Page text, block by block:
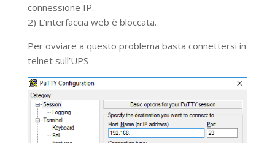
connessione IP.
2) L’interfaccia web è bloccata.
Per ovviare a questo problema basta connettersi in
telnet sull’UPS